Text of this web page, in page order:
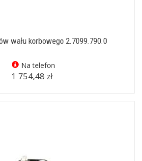
wału korbowego 2.7099.790.0
Na telefon
1 754,48 zł